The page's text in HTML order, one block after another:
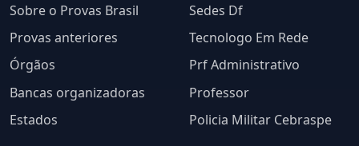
Sobre o Provas Brasil
Provas anteriores
Órgãos
Bancas organizadoras
Estados
Sedes Df
Tecnologo Em Rede
Prf Administrativo
Professor
Policia Militar Cebraspe